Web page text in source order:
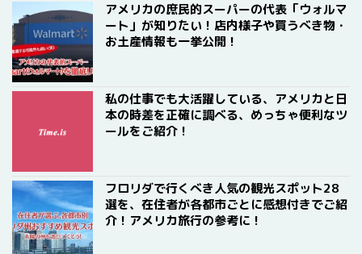
アメリカの庶民的スーパーの代表「ウォルマ
ート」が知りたい！店内様子や買うべき物・
お土産情報も一挙公開！
私の仕事でも大活躍している、アメリカと日
本の時差を正確に調べる、めっちゃ便利なツ
ールをご紹介！
フロリダで行くべき人気の観光スポット28
選を、在住者が各都市ごとに感想付きでご紹
介！アメリカ旅行の参考に！